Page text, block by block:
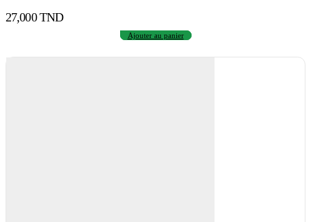
27,000TND
Ajouter au panier